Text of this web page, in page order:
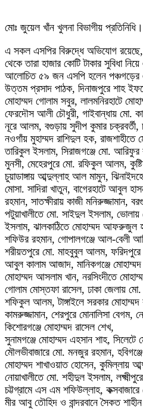
মোঃ জুয়েল খাঁন খুলনা বিভাগীয় প্রতিনিধি।
এ সকল এসপির বিরুদ্ধে অভিযোগ রয়েছে,
থেকে তারা হাজার কোটি টাকার সুবিধা
আলোচিত ৫৯ জন এসপি হলেন পঞ্চগড়ের
উত্তম প্রসাদ পাঠক, দিনাজপুরে শাহ
মোহাম্মদ গোলাম সবুর, লালমনিরহাটে
ফেরদৌস আলী চৌধুরী, গাইবান্ধায় মো.
নূরে আলম, বগুড়ায় সুদীপ কুমার চক্রবর্তী,
নওগাঁয় মুহাম্মদ রাশিদুল হক, রাজশাহীতে
তারিকুল ইসলাম, সিরাজগঞ্জে মো.
মুনসী, মেহেরপুরে মো. রফিকুল আলম,
চুয়াডাঙ্গায় আব্দুল্লাহ আল মামুন,
মোসা. সাদিরা খাতুন, বাগেরহাটে আবুল
রহমান, সাতক্ষীরায় কাজী মনিরুজ্জামান,
পটুয়াখালীতে মো. সাইদুল ইসলাম, ভোলায়
ইসলাম, ঝালকাঠিতে মোহাম্মদ আফরুজুল
শফিউর রহমান, গোপালগঞ্জে আল-বেলী
শরীয়তপুরে মো. মাহবুবুল আলম, ফরিদপুরে
আবুল কালাম আজাদ, মানিকগঞ্জে
মোহাম্মদ আসলাম খান, নরসিংদীতে
গোলাম মোস্তফা রাসেল, ঢাকা জেলায়
শফিকুল আলম, টাঙ্গাইলে সরকার মোহাম্মদ
কামরুজ্জামান, শেরপুরে মোনালিসা
কিশোরগঞ্জে মোহাম্মদ রাসেল শেখ,
সুনামগঞ্জে মোহাম্মদ এহসান শাহ,
মৌলভীবাজারে মো. মনজুর রহমান,
মোহাম্মদ শাখাওয়াত হোসেন, কুমিল্লায়
নোয়াখালীতে মো. শহীদুল ইসলাম,
চট্টগ্রামে এস এম শফিউল্লাহ, কক্সবাজারে
মীর আবু তৌহিদ ও বান্দরবানে সৈকত